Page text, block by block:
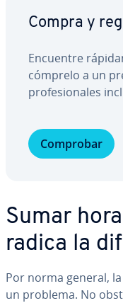
Compra y
Encuentre
cómprelo a un
pro­fe­sio­na­les
Comprobar
Sumar
radica la
Por norma general,
un problema. No